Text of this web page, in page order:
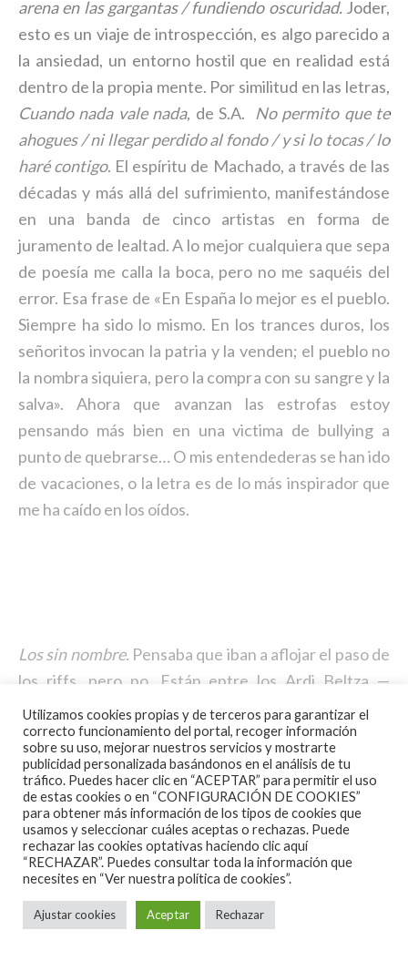
arena en las gargantas / fundiendo oscuridad.Joder,
esto es un viaje de introspección, es algo parecido a
la ansiedad, un entorno hostil que en realidad está
dentro de la propia mente. Por similitud en las letras,
Cuando nada vale nada, de S.A. No permito que te
ahogues / ni llegar perdido al fondo / y si lo tocas / lo
haré contigo. El espíritu de Machado, a través de las
décadas y más allá del sufrimiento, manifestándose
en una banda de cinco artistas en forma de
juramento de lealtad. A lo mejor cualquiera que sepa
de poesía me calla la boca, pero no me saquéis del
error. Esa frase de «En España lo mejor es el pueblo.
Siempre ha sido lo mismo. En los trances duros, los
señoritos invocan la patria y la venden; el pueblo no
la nombra siquiera, pero la compra con su sangre y la
salva». Ahora que avanzan las estrofas estoy
pensando más bien en una victima de bullying a
punto de quebrarse… O mis entendederas se han ido
de vacaciones, o la letra es de lo más inspirador que
me ha caído en los oídos.
Los sin nombre. Pensaba que iban a aflojar el paso de
los riffs, pero no. Están entre los Ardi Beltza —
salvando distancias vocales— y los
Inadaptados
, de
La última bala, una gran banda, extinta, formada por
grandes tipos, y con un grandísimo letrista. Es un
buen acercamiento a los sonidos más duros que
puede ofrecer este cajón de sastre llamado
rock/punk/metal y todos sus hijos mestizos, cómo me
recuerdan a los navarros en los coros de los
estribillos y, sin embargo, como mantienen un
mensaje —y una voz— entre rockera y punk, más
Utilizamos cookies propias y de terceros para garantizar el
correcto funcionamiento del portal, recoger información
sobre su uso, mejorar nuestros servicios y mostrarte
publicidad personalizada basándonos en el análisis de tu
tráfico. Puedes hacer clic en “ACEPTAR” para permitir el uso
de estas cookies o en “CONFIGURACIÓN DE COOKIES”
para obtener más información de los tipos de cookies que
usamos y seleccionar cuáles aceptas o rechazas. Puede
rechazar las cookies optativas haciendo clic aquí
“RECHAZAR”. Puedes consultar toda la información que
necesites en “Ver nuestra política de cookies”.
Ajustar cookies Aceptar Rechazar